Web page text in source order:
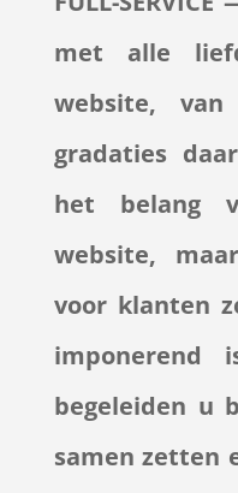
met alle
website,
gradaties
het belang
website,
voor klanten
imponerend
begeleiden u
samen zetten